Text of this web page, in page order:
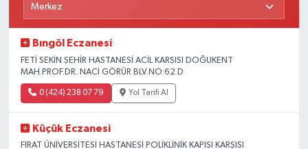
Bıngöl Eczanesi
FETİ SEKİN ŞEHİR HASTANESİ ACİL KARŞISI DOĞUKENT
MAH.PROF.DR. NACİ GÖRÜR BLV.NO:62 D
0 (424) 238 07 79 Yol Tarifi Al
Küçük Eczanesi